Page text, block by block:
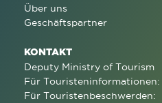
Über uns
Geschäftspartner
KONTAKT
Deputy Ministry of Tourism
Für Touristeninformationen:
Für Touristenbeschwerden: